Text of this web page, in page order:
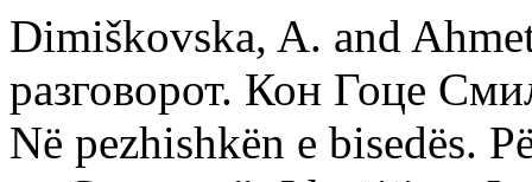
Dimiškovska, A. and
разговорот. Кон Гоце
Në pezhishkën e bisedës.